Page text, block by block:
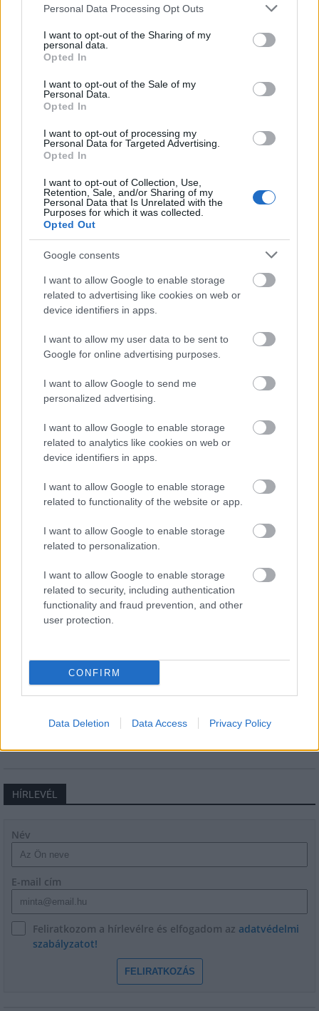
Please note that this website/app uses one or more Google
not limited to your visit or usage behaviour. You may click to
grant or deny consent to Google and its third-party tags to
use your data for below specified purposes in below Google
consent section.
Personal Data Processing Opt Outs
I want to opt-out of the Sharing of my
personal data.
Opted In
I want to opt-out of the Sale of my
Personal Data.
Opted In
I want to opt-out of processing my
Personal Data for Targeted Advertising.
Opted In
I want to opt-out of Collection, Use,
Retention, Sale, and/or Sharing of my
Personal Data that Is Unrelated with the
Purposes for which it was collected.
Opted Out
Google consents
I want to allow Google to enable storage
related to advertising like cookies on web or
device identifiers in apps.
I want to allow my user data to be sent to
Google for online advertising purposes.
I want to allow Google to send me
personalized advertising.
I want to allow Google to enable storage
related to analytics like cookies on web or
device identifiers in apps.
I want to allow Google to enable storage
related to functionality of the website or app.
I want to allow Google to enable storage
related to personalization.
I want to allow Google to enable storage
related to security, including authentication
functionality and fraud prevention, and other
user protection.
CONFIRM
Data Deletion Data Access Privacy Policy
MAGYAR ÉPÍTŐK
M1 bővítés: már zajlik a teljesen új Bicske Kelet
csomópont építése
Tizenegy meglévő csomópontot korszerűsít és négy új,
különszintű csomópontot hoz létre az MKIF az M1-es
Új gyalogosátkelők és jelzőlámpás
csomópont épül Angyalföldön
Másfélszeresére bővítik
Hódmezővásárhely jó hírű református
iskoláját
Látványos építési szakasz indult be a
Flórián téri felüljárón
Paks II.: Mit jelent az 5. blokk új
mérföldköve a felülvizsgálat
HÍRLEVÉL
Név
E-mail cím
Feliratkozom a hírlevélre és elfogadom az adatvédelmi
szabályzatot!
FELIRATKOZÁS